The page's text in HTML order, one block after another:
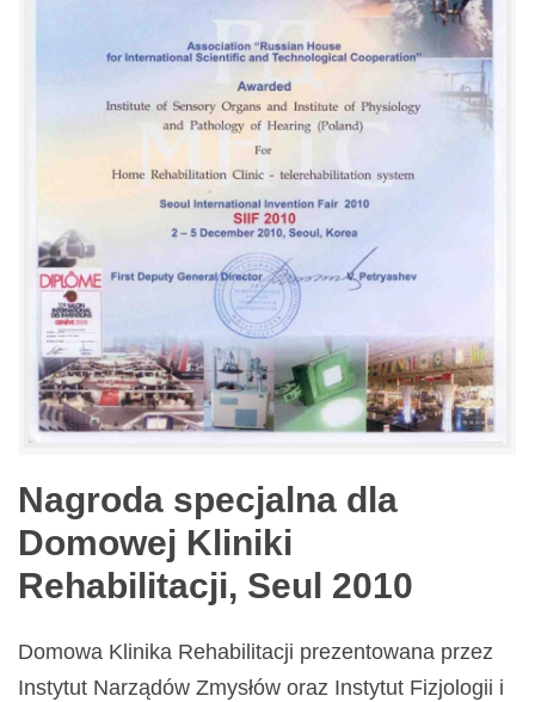
Nagroda specjalna dla
Domowej Kliniki
Rehabilitacji, Seul 2010
Domowa Klinika Rehabilitacji prezentowana przez
Instytut Narządów Zmysłów oraz Instytut Fizjologii i